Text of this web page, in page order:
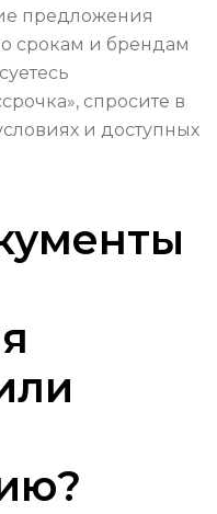
предложения
срокам и брендам
спросите в
и доступных